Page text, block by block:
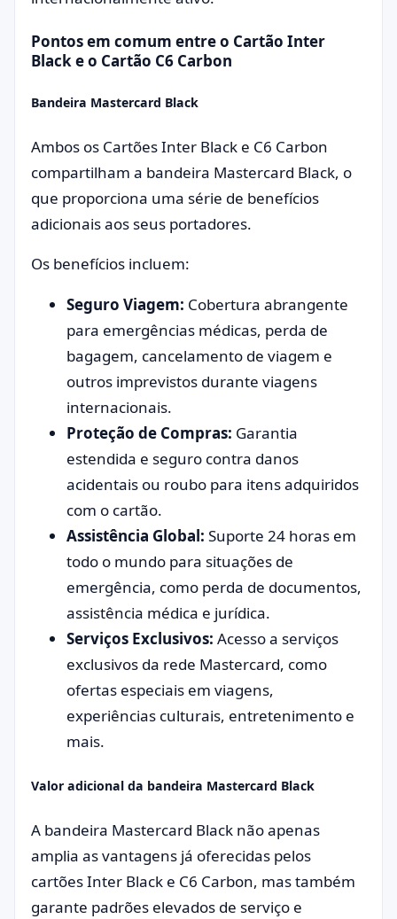
Pontos em comum entre o Cartão Inter
Black e o Cartão C6 Carbon
Bandeira Mastercard Black
Ambos os Cartões Inter Black e C6 Carbon
compartilham a bandeira Mastercard Black, o
que proporciona uma série de benefícios
adicionais aos seus portadores.
Os benefícios incluem:
Seguro Viagem: Cobertura abrangente
para emergências médicas, perda de
bagagem, cancelamento de viagem e
outros imprevistos durante viagens
internacionais.
Proteção de Compras: Garantia
estendida e seguro contra danos
acidentais ou roubo para itens adquiridos
com o cartão.
Assistência Global: Suporte 24 horas em
todo o mundo para situações de
emergência, como perda de documentos,
assistência médica e jurídica.
Serviços Exclusivos: Acesso a serviços
exclusivos da rede Mastercard, como
ofertas especiais em viagens,
experiências culturais, entretenimento e
mais.
Valor adicional da bandeira Mastercard Black
A bandeira Mastercard Black não apenas
amplia as vantagens já oferecidas pelos
cartões Inter Black e C6 Carbon, mas também
garante padrões elevados de serviço e